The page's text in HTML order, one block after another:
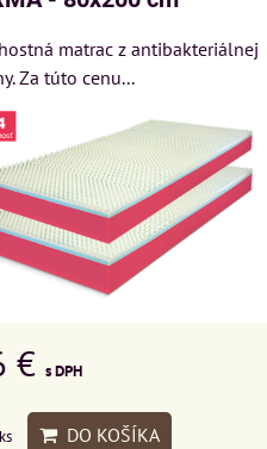
matrac z antibakteriálnej
Za túto cenu...
€s DPH
ks DO KOŠÍKA